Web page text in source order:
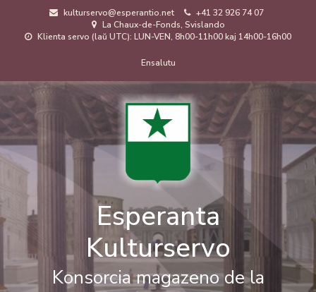
kulturservo@esperantio.net
+41 32 926 74 07
La Chaux-de-Fonds, Svislando
Klienta servo (laŭ UTC): LUN-VEN, 8h00-11h00 kaj 14h00-16h00
de
uzanto
Ensalutu
Esperanta
Kulturservo
Konsorcia magazeno de la